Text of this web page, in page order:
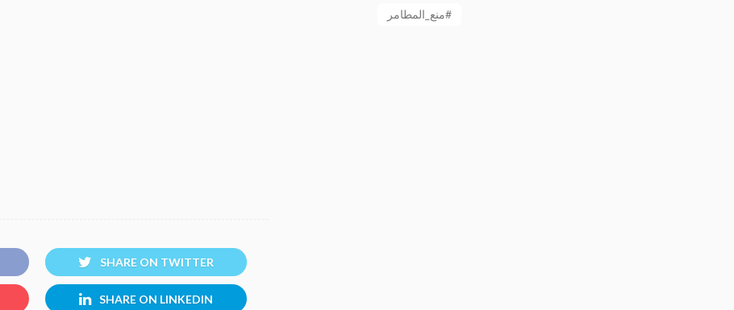
SHARE ON TWITTER
SHARE ON LINKEDIN
منع_المطامر#